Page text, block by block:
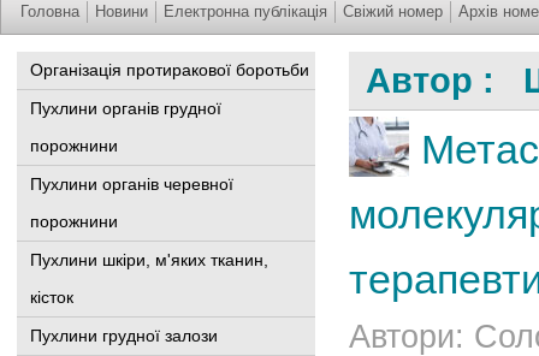
Головна Новини Електронна публікація Свіжий номер Архів
Організація протиракової боротьби
Пухлини органів грудної
порожнини
Пухлини органів черевної
порожнини
Пухлини шкіри, м'яких тканин,
кісток
Пухлини грудної залози
Автор :
Автори: